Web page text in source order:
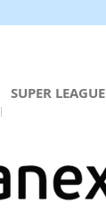
SUPER LEAGUE